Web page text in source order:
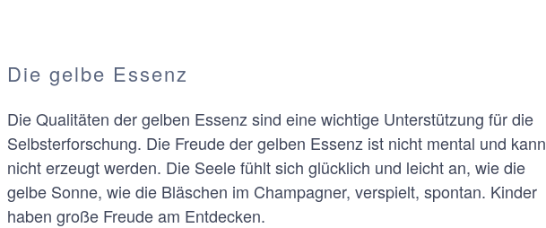
Die gelbe Essenz
Die Qualitäten der gelben Essenz sind eine wichtige Unterstützung für die
Selbsterforschung. Die Freude der gelben Essenz ist nicht mental und kann
nicht erzeugt werden. Die Seele fühlt sich glücklich und leicht an, wie die
gelbe Sonne, wie die Bläschen im Champagner, verspielt, spontan. Kinder
haben große Freude am Entdecken.